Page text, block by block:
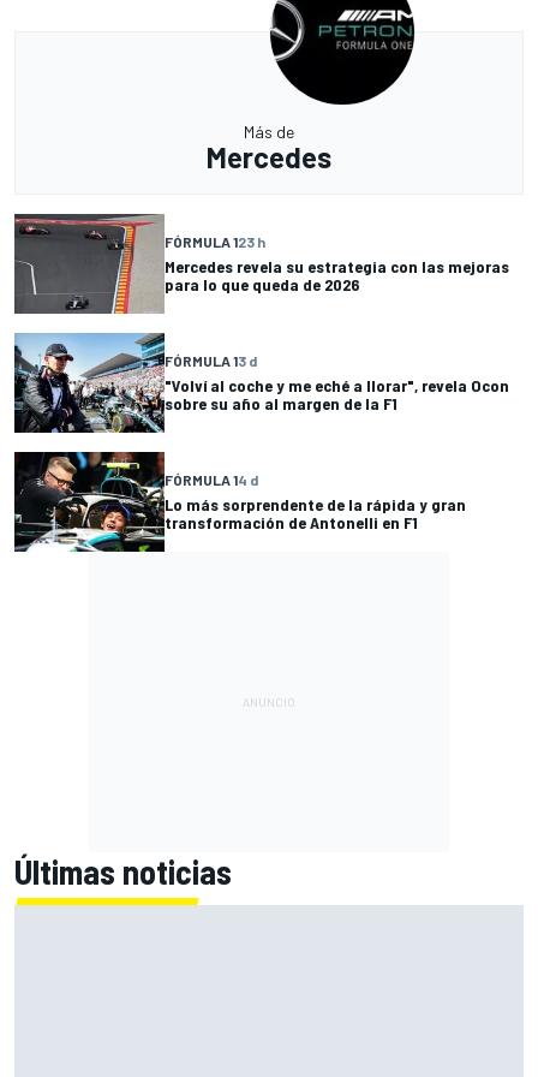
Más de
Mercedes
FÓRMULA 123 h
Mercedes revela su estrategia con las mejoras
para lo que queda de 2026
FÓRMULA 13 d
"Volví al coche y me eché a llorar", revela Ocon
sobre su año al margen de la F1
FÓRMULA 14 d
Lo más sorprendente de la rápida y gran
transformación de Antonelli en F1
Últimas noticias